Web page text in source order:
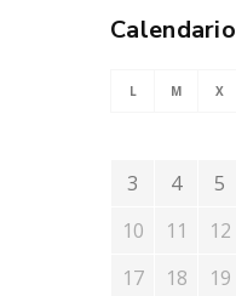
Calendario
L M X
3
4 5
10
11 12
17
18 19